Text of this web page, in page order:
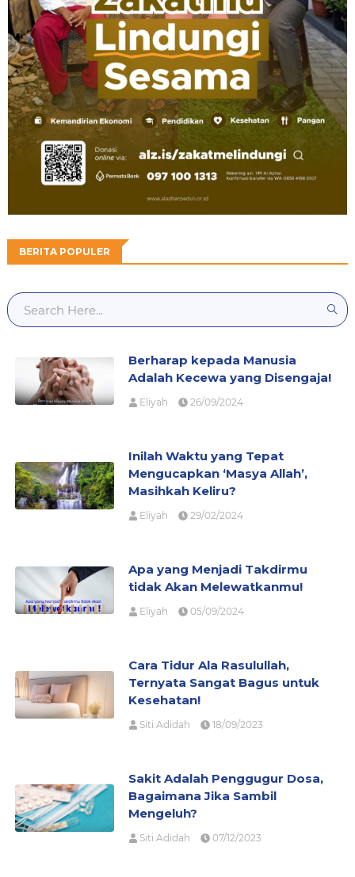
BERITA POPULER
Berharap kepada Manusia
Adalah Kecewa yang Disengaja!
Eliyah 26/09/2024
Inilah Waktu yang Tepat
Mengucapkan ‘Masya Allah’,
Masihkah Keliru?
Eliyah 29/02/2024
Apa yang Menjadi Takdirmu
tidak Akan Melewatkanmu!
Eliyah 05/09/2024
Cara Tidur Ala Rasulullah,
Ternyata Sangat Bagus untuk
Kesehatan!
Siti Adidah 18/09/2023
Sakit Adalah Penggugur Dosa,
Bagaimana Jika Sambil
Mengeluh?
Siti Adidah 07/12/2023